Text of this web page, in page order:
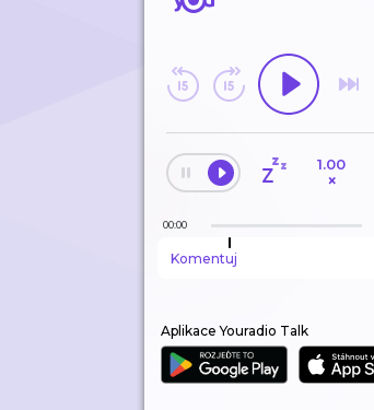
1.00
×
00:00
Komentuj
Aplikace Youradio Talk